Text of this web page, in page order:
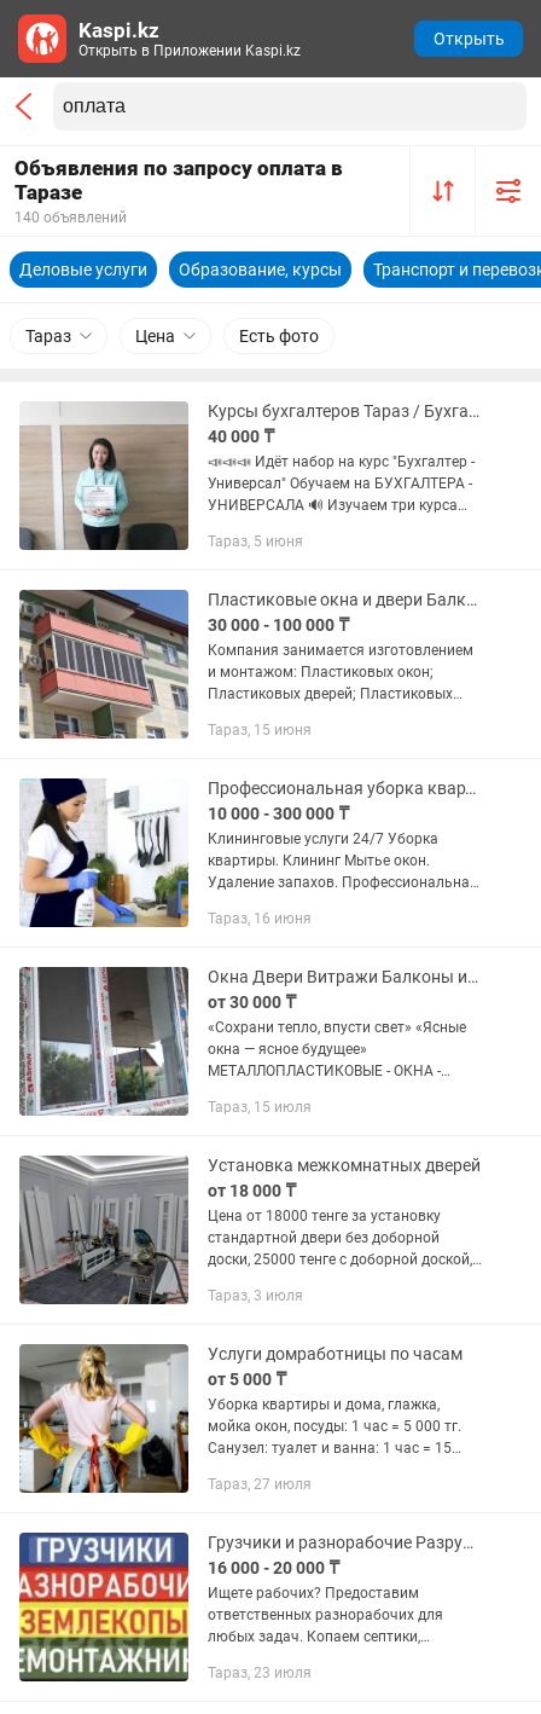
Объявления по запросу оплата в
Таразе
140 объявлений
Деловые услуги Образование, курсы Транспорт и
Тараз Цена Есть фото
Курсы бухгалтеров Тараз / Бухгалтерский учет + Налоговый учет + 1С:8.3
40 000 ₸
📣📣📣 Идёт набор на курс "Бухгалтер -
Универсал" Обучаем на БУХГАЛТЕРА -
УНИВЕРСАЛА 🔊 Изучаем три курса
Налоговый учет ✅ Программа 1С: 8.3
Тараз, 5 июня
Пластиковые окна и двери Балконы любой сложности
30 000 - 100 000 ₸
Компания занимается изготовлением
и монтажом: Пластиковых окон;
Пластиковых дверей; Пластиковых
Пластиковых перегородок;
Тараз, 15 июня
Профессиональная уборка квартир и домов
10 000 - 300 000 ₸
Клининговые услуги 24/7 Уборка
квартиры. Клининг Мытье окон.
Удаление запахов. Профессиональная
Все клинеры с опытом. Оплата после
Тараз, 16 июня
Окна Двери Витражи Балконы из ПВХ
от 30 000 ₸
«Сохрани тепло, впусти свет» «Ясные
окна — ясное будущее»
МЕТАЛЛОПЛАСТИКОВЫЕ - ОКНА -
Окна из ПВХ обеспечивают дому
шумоизоляцию, а также...
Тараз, 15 июля
Установка межкомнатных дверей
от 18 000 ₸
Цена от 18000 тенге за установку
стандартной двери без доборной
доски, 25000 тенге с доборной доской,
более. ПЕНА В МОНТАЖ НЕ ВХОДИТ!!!
Тараз, 3 июля
Услуги домработницы по часам
от 5 000 ₸
Уборка квартиры и дома, глажка,
мойка окон, посуды: 1 час = 5 000 тг.
Санузел: туалет и ванна: 1 час = 15
час = 10 000 тг. Всё необходимое для
Тараз, 27 июля
Грузчики и разнорабочие Разрушаем демонтаж демонтаж ломаем Без посредников
16 000 - 20 000 ₸
Ищете рабочих? Предоставим
ответственных разнорабочих для
любых задач. Копаем септики,
Проводим канализацию.
Тараз, 23 июля
Kaspi.kz
Открыть в Приложении Kaspi.kz
Открыть